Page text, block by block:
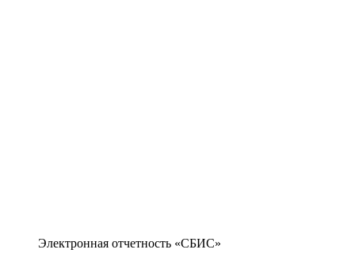
Электронная отчетность «СБИС»